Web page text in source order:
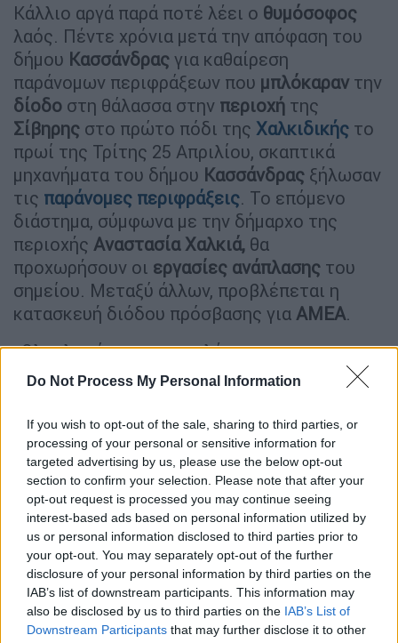
Do Not Process My Personal Information
If you wish to opt-out of the sale, sharing to third parties, or
processing of your personal or sensitive information for
targeted advertising by us, please use the below opt-out
section to confirm your selection. Please note that after your
opt-out request is processed you may continue seeing
interest-based ads based on personal information utilized by
us or personal information disclosed to third parties prior to
your opt-out. You may separately opt-out of the further
disclosure of your personal information by third parties on the
IAB’s list of downstream participants. This information may
also be disclosed by us to third parties on the IAB’s List of
Downstream Participants that may further disclose it to other
Κάλλιο αργά παρά ποτέ λέει ο θυμόσοφος
λαός. Πέντε χρόνια μετά την απόφαση του
δήμου Κασσάνδρας για καθαίρεση
παράνομων περιφράξεων που μπλόκαραν την
δίοδο στη θάλασσα στην περιοχή της
Σίβηρης στο πρώτο πόδι της Χαλκιδικής το
πρωί της Τρίτης 25 Απριλίου, σκαπτικά
μηχανήματα του δήμου Κασσάνδρας ξήλωσαν
τις παράνομες περιφράξεις. Το επόμενο
διάστημα, σύμφωνα με την δήμαρχο της
περιοχής Αναστασία Χαλκιά, θα
προχωρήσουν οι εργασίες ανάπλασης του
σημείου. Μεταξύ άλλων, προβλέπεται η
κατασκευή διόδου πρόσβασης για ΑΜΕΑ.
«Ολοκληρώσαμε την μελέτη για την
κατασκευή πρόσβασης ατόμων μεΑΜΕΑ σε
Πράσινο Ταμείο με180.000 ευρώγια να
ολοκληρώσουμε τονπαραλιακό πεζόδρομο
της Σίβηρης και να αποκτήσουν πρόσβαση
και τα ΑΜΕΑ στη θάλασσα.Η απόφαση
καθαίρεσης της αυθαίρετης κατασκευής είχε
παρθεί το 2018 από την προηγούμενη
δημοτική αρχή χωρίς, όμως ποτέ να την
υλοποιήσει» δήλωσεστο ethnos.gr, η
δήμαρχος Κασσάνδρας Αναστασία Χαλκιά.